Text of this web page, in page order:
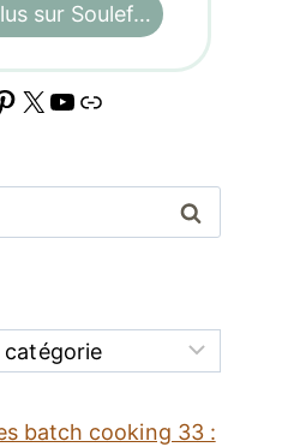
sur Soulef…
X YouTube
Lien
batch cooking 33 :